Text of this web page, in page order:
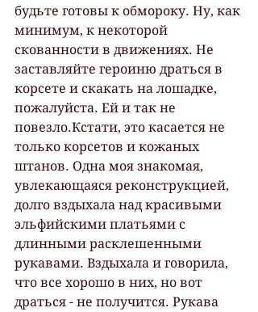
будьте готовы к обмороку. Ну, как
минимум, к некоторой
скованности в движениях. Не
заставляйте героиню драться в
корсете и скакать на лошадке,
пожалуйста. Ей и так не
повезло.Кстати, это касается не
только корсетов и кожаных
штанов. Одна моя знакомая,
увлекающаяся реконструкцией,
долго вздыхала над красивыми
эльфийскими платьями с
длинными расклешенными
рукавами. Вздыхала и говорила,
что все хорошо в них, но вот
драться - не получится. Рукава